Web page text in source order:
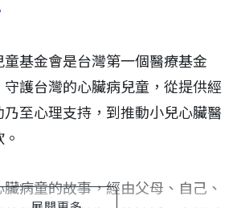
基金會是台灣第一個醫療基金
護台灣的心臟病兒童，從提供經
至心理支持，到推動小兒心臟醫
病童的故事，經由父母、自己、